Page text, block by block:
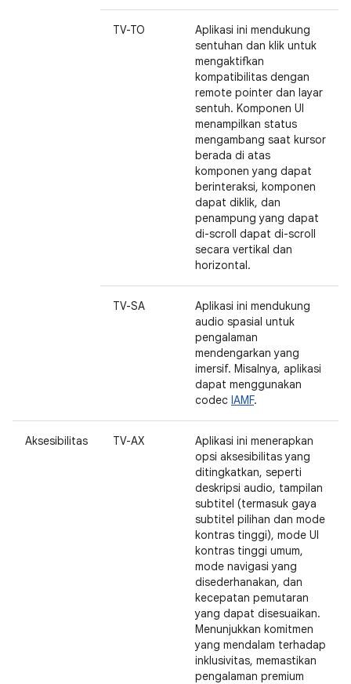
TV-TO
Aplikasi ini mendukung
sentuhan dan klik untuk
mengaktifkan
kompatibilitas dengan
remote pointer dan layar
sentuh. Komponen UI
menampilkan status
mengambang saat kursor
berada di atas
komponen yang dapat
berinteraksi, komponen
dapat diklik, dan
penampung yang dapat
di-scroll dapat di-scroll
secara vertikal dan
horizontal.
TV-SA
Aplikasi ini mendukung
audio spasial untuk
pengalaman
mendengarkan yang
imersif. Misalnya, aplikasi
dapat menggunakan
codec IAMF.
Aksesibilitas TV-AX
Aplikasi ini menerapkan
opsi aksesibilitas yang
ditingkatkan, seperti
deskripsi audio, tampilan
subtitel (termasuk gaya
subtitel pilihan dan mode
kontras tinggi), mode UI
kontras tinggi umum,
mode navigasi yang
disederhanakan, dan
kecepatan pemutaran
yang dapat disesuaikan.
Menunjukkan komitmen
yang mendalam terhadap
inklusivitas, memastikan
pengalaman premium